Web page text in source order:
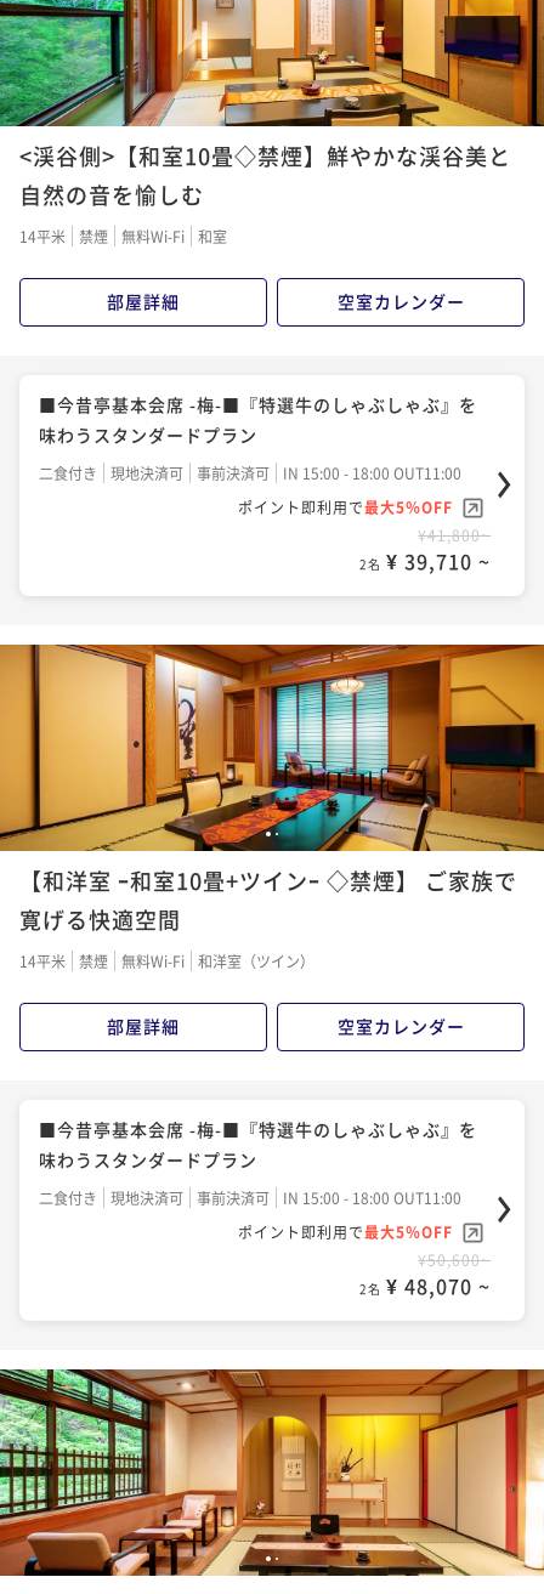
<渓谷側>【和室10畳◇禁煙】鮮やかな渓谷美と
自然の音を愉しむ
14平米 禁煙 無料Wi-Fi 和室
部屋詳細 空室カレンダー
■今昔亭基本会席 -梅-■『特選牛のしゃぶしゃぶ』を
味わうスタンダードプラン
二食付き 現地決済可 事前決済可
IN 15:00 - 18:00 OUT11:00
ポイント即利用で最大5％OFF
¥41,800~
2名 ¥ 39,710 ~
12
【和洋室 ｰ和室10畳+ツインｰ ◇禁煙】 ご家族で
寛げる快適空間
14平米 禁煙 無料Wi-Fi 和洋室（ツイン）
部屋詳細 空室カレンダー
■今昔亭基本会席 -梅-■『特選牛のしゃぶしゃぶ』を
味わうスタンダードプラン
二食付き 現地決済可 事前決済可
IN 15:00 - 18:00 OUT11:00
ポイント即利用で最大5％OFF
¥50,600~
2名 ¥ 48,070 ~
1 2